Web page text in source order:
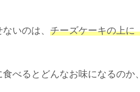
いのは、 チーズケーキの上に
べるとどんなお味になるのか